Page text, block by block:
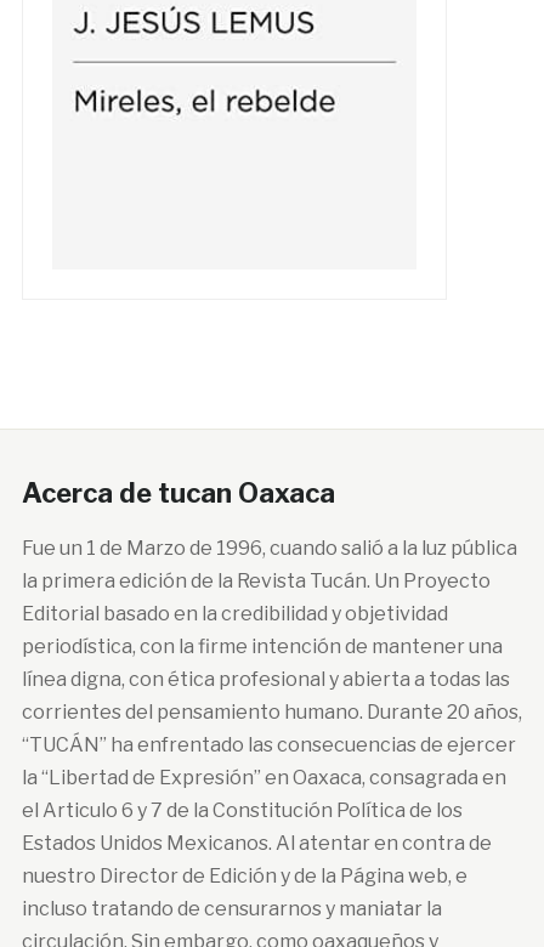
Acerca de tucan Oaxaca
Fue un 1 de Marzo de 1996, cuando salió a la luz pública
la primera edición de la Revista Tucán. Un Proyecto
Editorial basado en la credibilidad y objetividad
periodística, con la firme intención de mantener una
línea digna, con ética profesional y abierta a todas las
corrientes del pensamiento humano. Durante 20 años,
“TUCÁN” ha enfrentado las consecuencias de ejercer
la “Libertad de Expresión” en Oaxaca, consagrada en
el Articulo 6 y 7 de la Constitución Política de los
Estados Unidos Mexicanos. Al atentar en contra de
nuestro Director de Edición y de la Página web, e
incluso tratando de censurarnos y maniatar la
circulación. Sin embargo, como oaxaqueños y